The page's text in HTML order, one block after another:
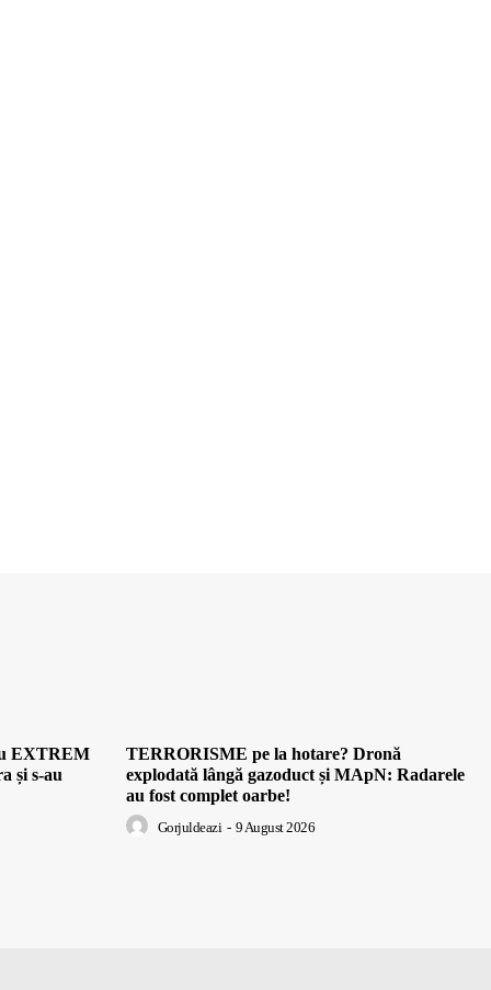
EXTREM
și s-au
TERRORISME pe la hotare? Dronă
explodată lângă gazoduct și MApN: Radarele
au fost complet oarbe!
Gorjuldeazi - 9 August 2026